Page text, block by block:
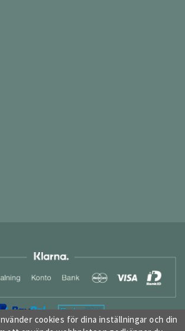
cookies för dina inställningar och din